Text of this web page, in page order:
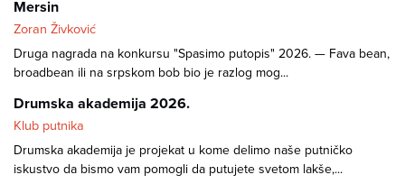
Mersin
Zoran Živković
Druga nagrada na konkursu "Spasimo putopis" 2026. — Fava bean,
broadbean ili na srpskom bob bio je razlog mog...
Drumska akademija 2026.
Klub putnika
Drumska akademija je projekat u kome delimo naše putničko
iskustvo da bismo vam pomogli da putujete svetom lakše,...